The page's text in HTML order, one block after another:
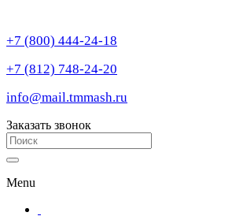
+7 (800) 444-24-18
+7 (812) 748-24-20
info@mail.tmmash.ru
Заказать звонок
Menu